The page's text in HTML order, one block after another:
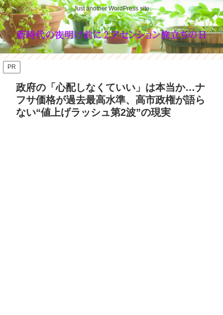
Just another WordPress site
PR
政府の「心配しなくていい」は本当か…ナ
フサ価格が過去最高水準、高市政権が語ら
ない“値上げラッシュ第2波”の現実